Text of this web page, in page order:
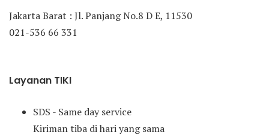
Jakarta Barat : Jl. Panjang No.8 D E, 11530
021-536 66 331
Layanan TIKI
SDS - Same day service
Kiriman tiba di hari yang sama